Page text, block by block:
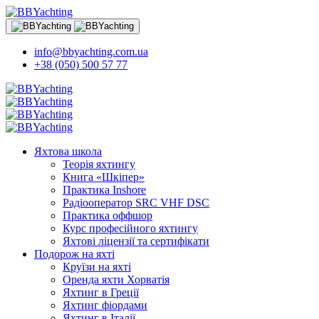
info@bbyachting.com.ua
+38 (050) 500 57 77
Яхтова школа
Теорія яхтингу
Книга «Шкіпер»
Практика Inshore
Радіооператор SRC VHF DSC
Практика оффшор
Курс професійного яхтингу
Яхтові ліцензії та сертифікати
Подорож на яхті
Круїзи на яхті
Оренда яхти Хорватія
Яхтинг в Греції
Яхтинг фіордами